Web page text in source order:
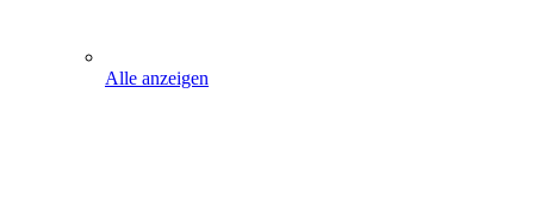
Alle anzeigen